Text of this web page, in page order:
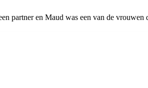
partner en Maud was een van de vrouwen